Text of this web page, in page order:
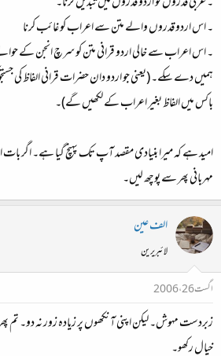
۔ اس اردو قدروں والے متن سے اعراب کو غائب کرنا
۔ اس اعراب سے خالی اردو قرانی متن کو سرچ انجن کے حوالے
ہمیں دے سکے۔ (یعنی جو اردو دان حضرات قرانی الفاظ کی
باکس میں الفاظ بغیر اعراب کے لکھیں گے)۔
امید ہے کہ میرا بنیادی مقصد آپ تک پہنچ گیا ہے۔ اگر بات
مہربانی پھر سے پوچھ لیں۔
الف عین
لائبریرین
اگست 26، 2006
زبردست مہوش۔ لیکن اپنی آنکھوں پر زیادہ زور نہ دو۔ تم
خیال رکھو۔